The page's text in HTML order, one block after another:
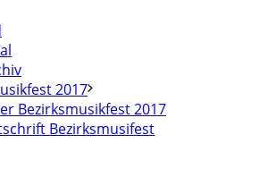
2017
Bezirksmusikfest 2017
Bezirksmusifest